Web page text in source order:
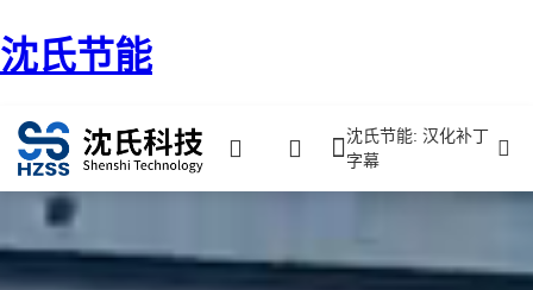
沈氏节能
沈氏节能: 汉化补丁
字幕